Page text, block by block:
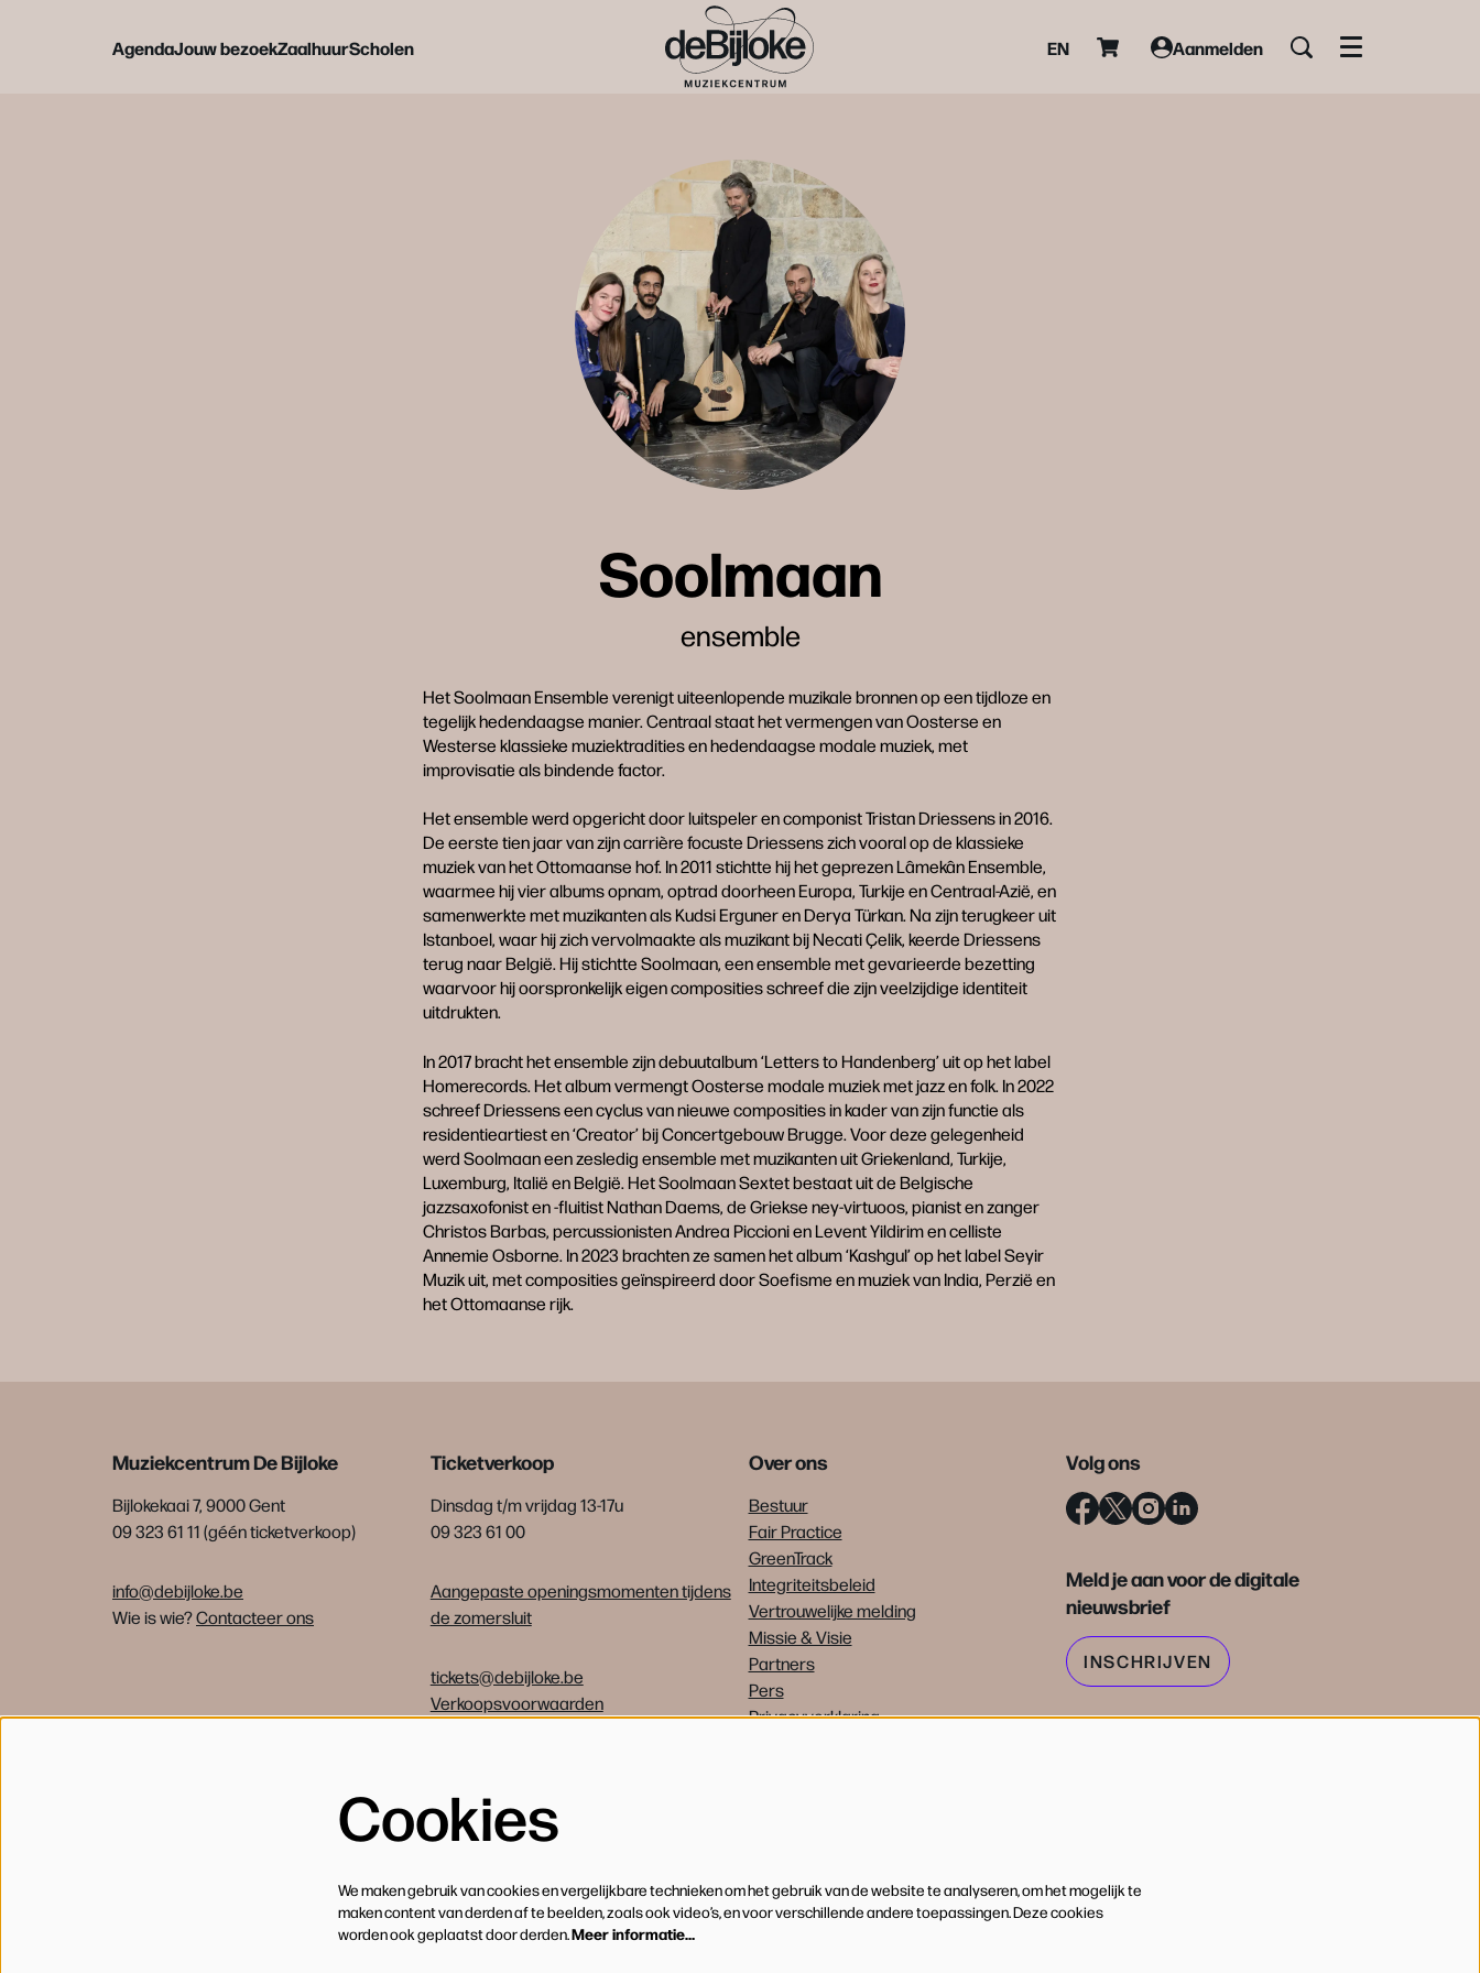
AgendaJouw bezoekZaalhuurScholen EN Aanmelden Menu
Soolmaan
ensemble
Het Soolmaan Ensemble verenigt uiteenlopende muzikale bronnen op een tijdloze en
tegelijk hedendaagse manier. Centraal staat het vermengen van Oosterse en
Westerse klassieke muziektradities en hedendaagse modale muziek, met
improvisatie als bindende factor.
Het ensemble werd opgericht door luitspeler en componist Tristan Driessens in 2016.
De eerste tien jaar van zijn carrière focuste Driessens zich vooral op de klassieke
muziek van het Ottomaanse hof. In 2011 stichtte hij het geprezen Lâmekân Ensemble,
waarmee hij vier albums opnam, optrad doorheen Europa, Turkije en Centraal-Azië, en
samenwerkte met muzikanten als Kudsi Erguner en Derya Türkan. Na zijn terugkeer uit
Istanboel, waar hij zich vervolmaakte als muzikant bij Necati Çelik, keerde Driessens
terug naar België. Hij stichtte Soolmaan, een ensemble met gevarieerde bezetting
waarvoor hij oorspronkelijk eigen composities schreef die zijn veelzijdige identiteit
uitdrukten.
In 2017 bracht het ensemble zijn debuutalbum ‘Letters to Handenberg’ uit op het label
Homerecords. Het album vermengt Oosterse modale muziek met jazz en folk. In 2022
schreef Driessens een cyclus van nieuwe composities in kader van zijn functie als
residentieartiest en ‘Creator’ bij Concertgebouw Brugge. Voor deze gelegenheid
werd Soolmaan een zesledig ensemble met muzikanten uit Griekenland, Turkije,
Luxemburg, Italië en België. Het Soolmaan Sextet bestaat uit de Belgische
jazzsaxofonist en -fluitist Nathan Daems, de Griekse ney-virtuoos, pianist en zanger
Christos Barbas, percussionisten Andrea Piccioni en Levent Yildirim en celliste
Annemie Osborne. In 2023 brachten ze samen het album ‘Kashgul’ op het label Seyir
Muzik uit, met composities geïnspireerd door Soefisme en muziek van India, Perzië en
het Ottomaanse rijk.
Muziekcentrum De Bijloke
Bijlokekaai 7, 9000 Gent
09 323 61 11 (géén ticketverkoop)
info@debijloke.be
Wie is wie?Contacteer ons
Ticketverkoop
Dinsdag t/m vrijdag 13-17u
09 323 61 00
Aangepaste openingsmomenten tijdens
de zomersluit
tickets@debijloke.be
Verkoopsvoorwaarden
Over ons
Bestuur
Fair Practice
GreenTrack
Integriteitsbeleid
Vertrouwelijke melding
Missie & Visie
Partners
Pers
Privacyverklaring
Volg ons
Meld je aan voor de digitale
nieuwsbrief
INSCHRIJVEN
Cookies
We maken gebruik van cookies en vergelijkbare technieken om het gebruik van de website te analyseren, om het mogelijk te
maken content van derden af te beelden, zoals ook video’s, en voor verschillende andere toepassingen. Deze cookies
worden ook geplaatst door derden.Meer informatie…